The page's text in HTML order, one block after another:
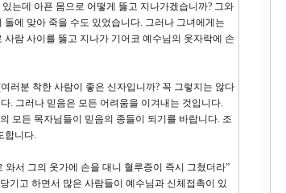
는데 아픈 몸으로 어떻게 뚫고 지나가겠습니까? 그와
에 맞아 죽을 수도 있었습니다. 그러나 그녀에게는
람 사이를 뚫고 지나가 기어코 예수님의 옷자락에 손
러분 착한 사람이 좋은 신자입니까? 꼭 그렇지는 않다
. 그러나 믿음은 모든 어려움을 이겨내는 것입니다.
모든 목자님들이 믿음의 종들이 되기를 바랍니다. 조
합니다.
서 그의 옷가에 손을 대니 혈루증이 즉시 그쳤더라”
기고 하면서 많은 사람들이 예수님과 신체접촉이 있